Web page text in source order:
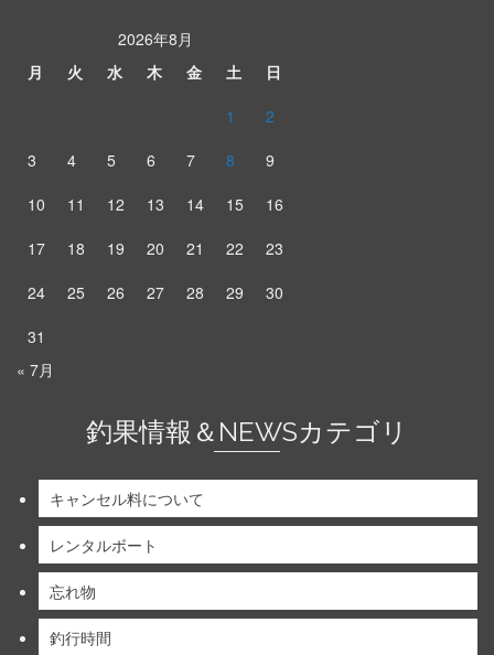
2026年8月
月
火 水 木 金 土
日
1
2
3
4 5 6 7 8
9
10
11 12 13 14 15
16
17
18 19 20 21 22
23
24
25 26 27 28 29
30
31
« 7月
釣果情報＆NEWSカテゴリ
キャンセル料について
レンタルボート
忘れ物
釣行時間